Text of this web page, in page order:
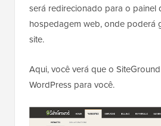
será redirecionado para o painel
hospedagem web, onde poderá
site.
Aqui, você verá que o
WordPress para você.